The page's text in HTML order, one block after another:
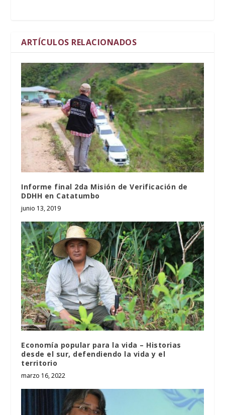
ARTÍCULOS RELACIONADOS
Informe final 2da Misión de Verificación de
DDHH en Catatumbo
junio 13, 2019
Economía popular para la vida – Historias
desde el sur, defendiendo la vida y el
territorio
marzo 16, 2022